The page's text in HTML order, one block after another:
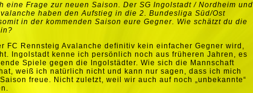
eine Frage zur neuen Saison. Der SG Ingolstadt / Nordheim und
haben den Aufstieg in die 2. Bundesliga Süd/Ost
in der kommenden Saison eure Gegner. Wie schätzt du die
FC Rennsteig Avalanche definitiv kein einfacher Gegner wird,
Ingolstadt kenne ich persönlich noch aus früheren Jahren, es
Spiele gegen die Ingolstädter. Wie sich die Mannschaft
weiß ich natürlich nicht und kann nur sagen, dass ich mich
freue. Nicht zuletzt, weil wir auch auf noch „unbekannte“